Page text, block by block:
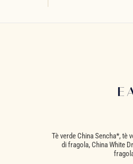
E
Tè verde China Sencha*, tè
di fragola, China White